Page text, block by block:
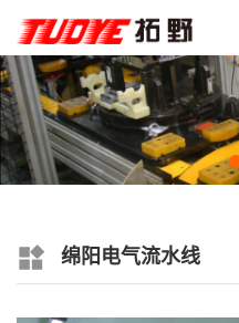
绵阳电气流水线